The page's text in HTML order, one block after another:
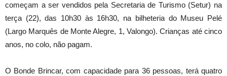
começam a ser vendidos pela Secretaria de Turismo (Setur) na
terça (22), das 10h30 às 16h30, na bilheteria do Museu Pelé
(Largo Marquês de Monte Alegre, 1, Valongo). Crianças até cinco
anos, no colo, não pagam.
O Bonde Brincar, com capacidade para 36 pessoas, terá quatro